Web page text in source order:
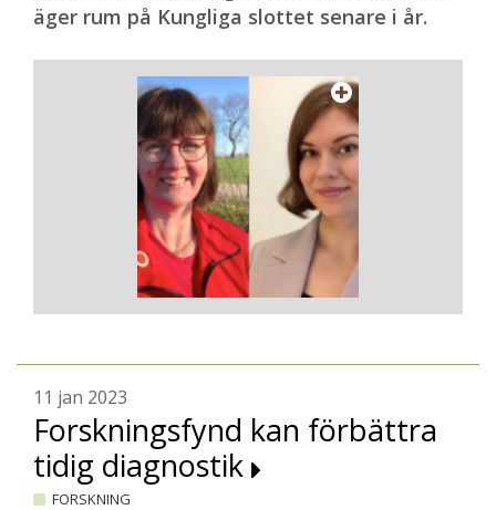
äger rum på Kungliga slottet senare i år.
11 jan 2023
Forskningsfynd kan förbättra
tidig diagnostik
FORSKNING